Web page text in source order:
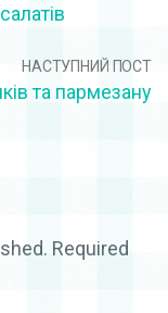
НАСТУПНИЙ ПОСТ
та пармезану
Required